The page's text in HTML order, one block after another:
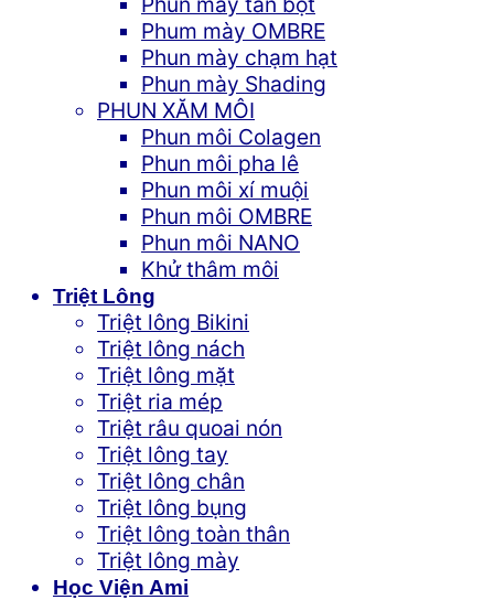
Phum mày OMBRE
Phun mày chạm hạt
Phun mày Shading
PHUN XĂM MÔI
Phun môi Colagen
Phun môi pha lê
Phun môi xí muội
Phun môi OMBRE
Phun môi NANO
Khử thâm môi
Triệt Lông
Triệt lông Bikini
Triệt lông nách
Triệt lông mặt
Triệt ria mép
Triệt râu quoai nón
Triệt lông tay
Triệt lông chân
Triệt lông bụng
Triệt lông toàn thân
Triệt lông mày
Học Viện Ami